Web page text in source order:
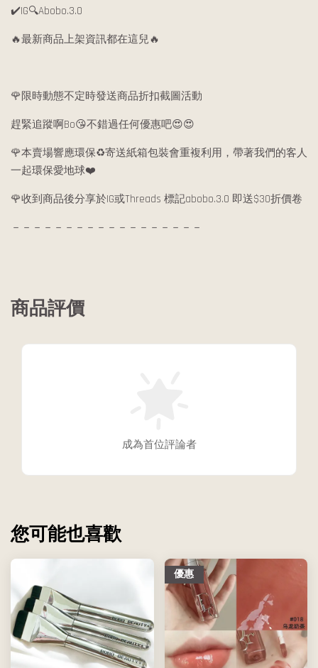
✔️IG🔍Abobo.3.0
🔥最新商品上架資訊都在這兒🔥
🌹限時動態不定時發送商品折扣截圖活動
趕緊追蹤啊Bo😘不錯過任何優惠吧😍😍
🌹本賣場響應環保♻️寄送紙箱包裝會重複利用，帶著我們的客人
一起環保愛地球❤️
🌹收到商品後分享於IG或Threads 標記abobo.3.0 即送$30折價卷
－－－－－－－－－－－－－－－－－－
商品評價
成為首位評論者
您可能也喜歡
優惠